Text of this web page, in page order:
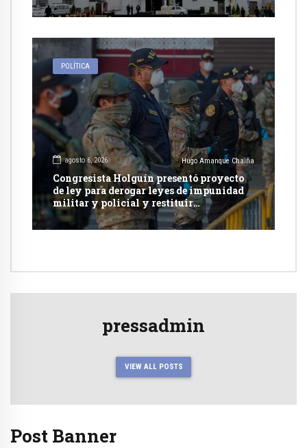
POLÍTICA
agosto 6, 2026 Hugo Amanque Chaiña
Congresista Holguín presentó proyecto
de ley para derogar leyes de impunidad
militar y policial y restituir
competencia de justicia ordinaria
pressadmin
VIEW ALL POSTS
Post Banner